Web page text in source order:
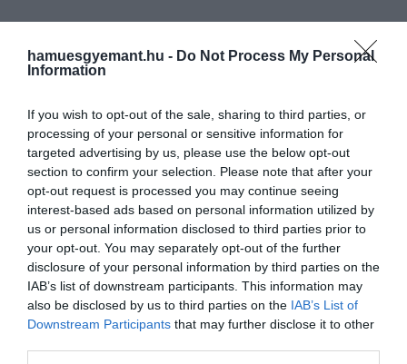
hamuesgyemant.hu - Do Not Process My Personal
Information
If you wish to opt-out of the sale, sharing to third parties, or
processing of your personal or sensitive information for
targeted advertising by us, please use the below opt-out
section to confirm your selection. Please note that after your
opt-out request is processed you may continue seeing
interest-based ads based on personal information utilized by
us or personal information disclosed to third parties prior to
your opt-out. You may separately opt-out of the further
disclosure of your personal information by third parties on the
IAB’s list of downstream participants. This information may
also be disclosed by us to third parties on the IAB’s List of
Downstream Participants that may further disclose it to other